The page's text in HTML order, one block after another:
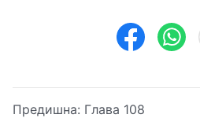
Предишна: Глава 108